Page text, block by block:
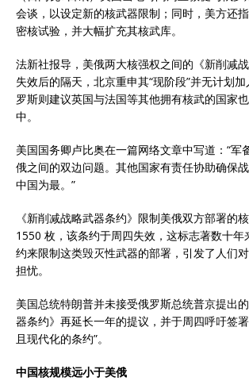
会谈，以设定新的核武器限制；同时，美方还
密核试验，并大幅扩充其核武库。
法新社报导，美俄两大核强权之间的《新削减
失效后的隔天，北京重申其“现阶段”并无计划
罗斯则建议英国与法国等其他拥有核武的国家
中。
美国国务卿卢比奥在一篇网络文章中写道：“军
俄之间的双边问题。其他国家有责任协助确保
中国为最。”
《新削减战略武器条约》限制美俄双方部署的
1550 枚，该条约于周四失效，这标志著数十年
约来限制这类毁灭性武器的部署，引发了人们
担忧。
美国总统特朗普并未接受俄罗斯总统普京提出
器条约》再延长一年的提议，并于周四呼吁签
且现代化的条约”。
中国核规模远小于美俄